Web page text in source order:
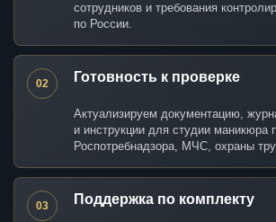
сотрудников и требования
по России.
02 Готовность к проверке
Актуализируем документацию,
и инструкции для студии маникюра
Роспотребнадзора, МЧС, охраны
03 Поддержка по комплекту